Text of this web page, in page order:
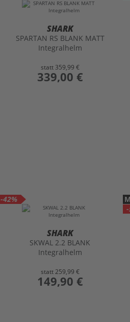
SHARK
SPARTAN RS BLANK MATT
Integralhelm
statt 359,99 €
preis
339,00 €
-42%
SHARK
SKWAL 2.2 BLANK
Integralhelm
statt259,99 €
preis
149,90 €